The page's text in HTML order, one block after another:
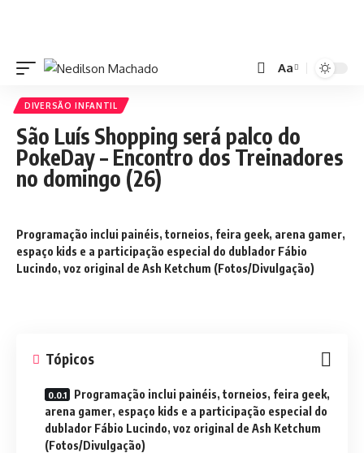
Aa
DIVERSÃO INFANTIL
São Luís Shopping será palco do
PokeDay – Encontro dos Treinadores
no domingo (26)
Programação inclui painéis, torneios, feira geek, arena gamer,
espaço kids e a participação especial do dublador Fábio
Lucindo, voz original de Ash Ketchum (Fotos/Divulgação)
Tópicos
Programação inclui painéis, torneios, feira geek,
arena gamer, espaço kids e a participação especial do
dublador Fábio Lucindo, voz original de Ash Ketchum
(Fotos/Divulgação)